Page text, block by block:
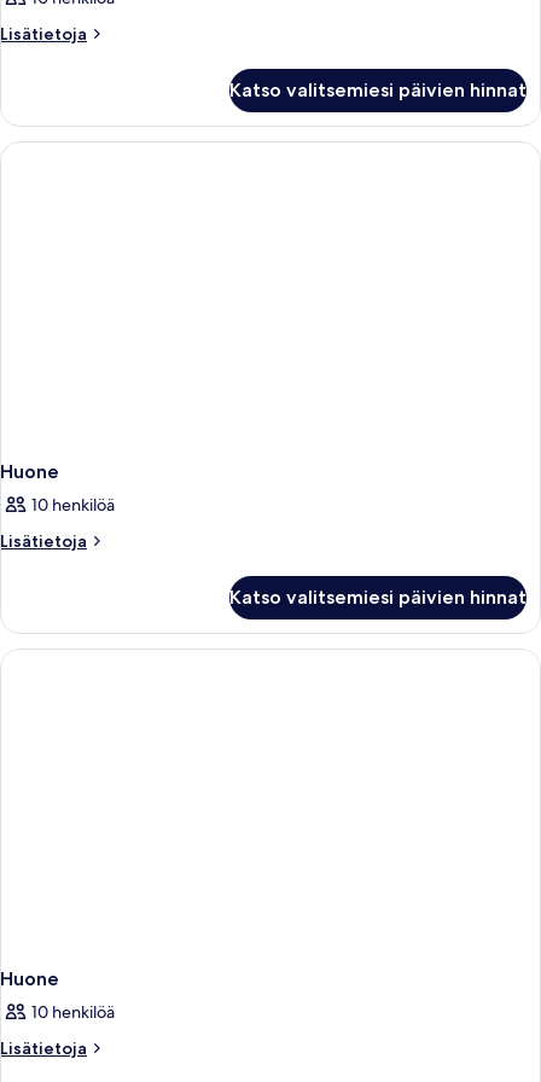
Lisätietoja
Lisätietoja
Katso valitsemiesi päivien hinnat
Huone
10 henkilöä
Lisätietoja
Lisätietoja
Katso valitsemiesi päivien hinnat
Huone
10 henkilöä
Lisätietoja
Lisätietoja